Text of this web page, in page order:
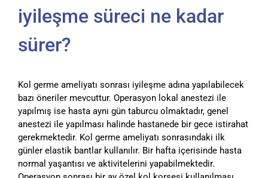
iyileşme süreci ne kadar
sürer?
Kol germe ameliyatı sonrası iyileşme adına yapılabilecek
bazı öneriler mevcuttur. Operasyon lokal anestezi ile
yapılmış ise hasta aynı gün taburcu olmaktadır, genel
anestezi ile yapılması halinde hastanede bir gece istirahat
gerekmektedir. Kol germe ameliyatı sonrasındaki ilk
günler elastik bantlar kullanılır. Bir hafta içerisinde hasta
normal yaşantısı ve aktivitelerini yapabilmektedir.